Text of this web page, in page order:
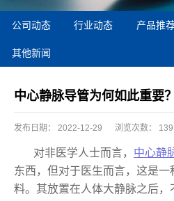
公司动态 行业动态 产品推
其他新闻
中心静脉导管为何如此重要？
发布日期： 2022-12-29 浏览次数： 139
对非医学人士而言， 中心静
东西，但对于医生而言，这是
料。其放置在人体大静脉之后